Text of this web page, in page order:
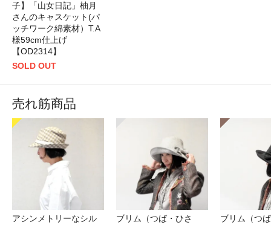
子】「山女日記」柚月
さんのキャスケット(パ
ッチワーク綿素材）T.A
様59cm仕上げ
【OD2314】
SOLD OUT
売れ筋商品
アシンメトリーなシル
ブリム（つば・ひさ
ブリム（つ